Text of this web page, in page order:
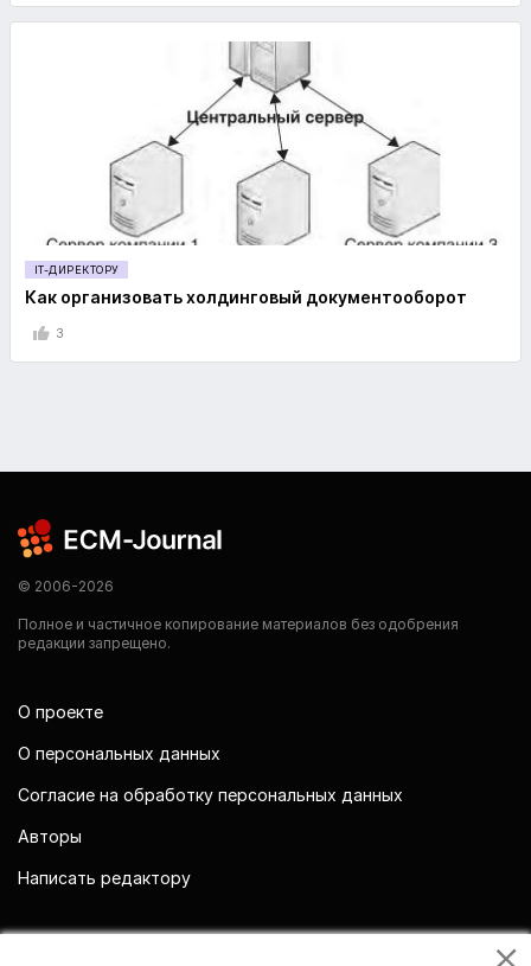
IT-ДИРЕКТОРУ
Как организовать холдинговый документооборот
3
© 2006-2026
Полное и частичное копирование материалов без одобрения
редакции запрещено.
О проекте
О персональных данных
Согласие на обработку персональных данных
Авторы
Написать редактору